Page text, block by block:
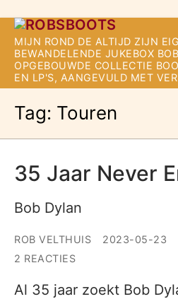
Ga
naar
de
MIJN ROND DE ALTIJD ZIJN
BEWANDELENDE JUKEBOX
OPGEBOUWDE COLLECTIE
EN LP'S, AANGEVULD MET
Tag: Touren
35 Jaar Never
Bob Dylan
ROB VELTHUIS 2023-05-23
2 REACTIES
Al 35 jaar zoekt Bob